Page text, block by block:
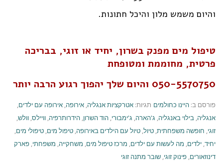
והיום משמש מלון והיכל חתונות.
טיפול מים מפנק בשרון, יחיד או זוגי, בבריכה
פרטית, מחוממת ומטופחת
050-5570750 והיום שלך יהפוך רגוע הרבה יותר
פורסם ב: היינו כחולמים תגיות: אטרקציות אנגליה, אירופה, אירופה עם ילדים,
אנגליה, בילוי באנגליה, ג'הארה, ג'ימבורי, הוד השרון, הידרותרפיה, וויילס, וולש,
זוגי, חופשה משפחתית, טיול, טיול עם הילדים באירופה, טיפול מים, טיפולי מים,
יחיד, ילדים, מה לעשות עם ילדים, מרכז טיפול מים, משחקייה, משפחתי, פארק
דינוזאורים, פינוק זוגי, שובר מתנה זוגי